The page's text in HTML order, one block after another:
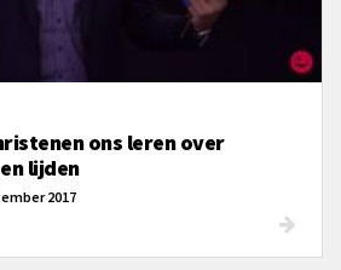
ons leren over
lijden
2017